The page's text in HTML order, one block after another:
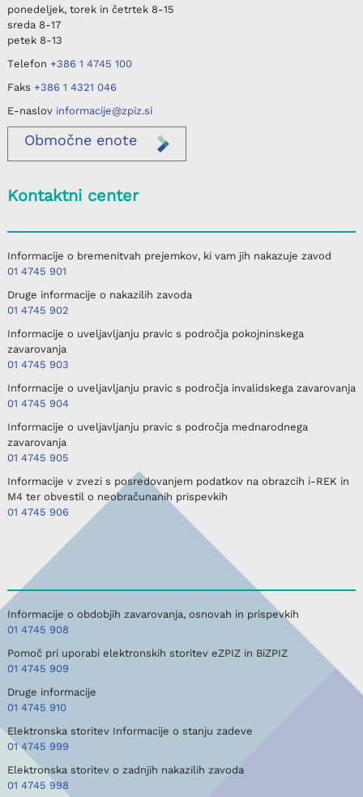
ponedeljek, torek in četrtek8-15
sreda8-17
petek8-13
Telefon +386 1 4745 100
Faks +386 1 4321 046
E-naslov informacije@zpiz.si
Območneenote
Kontaktni center
Informacije o bremenitvah prejemkov, ki vam jih nakazuje zavod
01 4745 901
Druge informacije o nakazilih zavoda
01 4745 902
Informacije o uveljavljanju pravic s področja pokojninskega
zavarovanja
01 4745 903
Informacije o uveljavljanju pravic s področja invalidskega zavarovanja
01 4745 904
Informacije o uveljavljanju pravic s področja mednarodnega
zavarovanja
01 4745 905
Informacije v zvezi s posredovanjem podatkov na obrazcih i-REK in
M4 ter obvestil o neobračunanih prispevkih
01 4745 906
Informacije o obdobjih zavarovanja, osnovah in prispevkih
01 4745 908
Pomoč pri uporabi elektronskih storitev eZPIZ in BiZPIZ
01 4745 909
Druge informacije
01 4745 910
Elektronska storitev Informacije o stanju zadeve
01 4745 999
Elektronska storitev o zadnjih nakazilih zavoda
01 4745 998